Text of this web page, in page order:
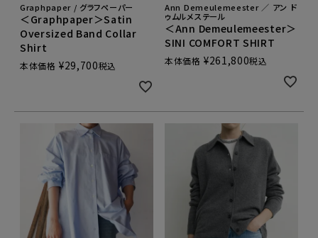
Graphpaper / グラフペーパー
＜Graphpaper＞Satin
Oversized Band Collar
Shirt
本体価格 ¥29,700税込
Ann Demeulemeester ／ アン ド
ゥムルメステール
＜Ann Demeulemeester＞
SINI COMFORT SHIRT
本体価格 ¥261,800税込